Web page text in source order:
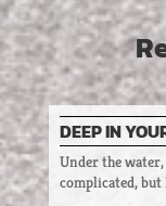
DEEP IN
Under the
complicated, but